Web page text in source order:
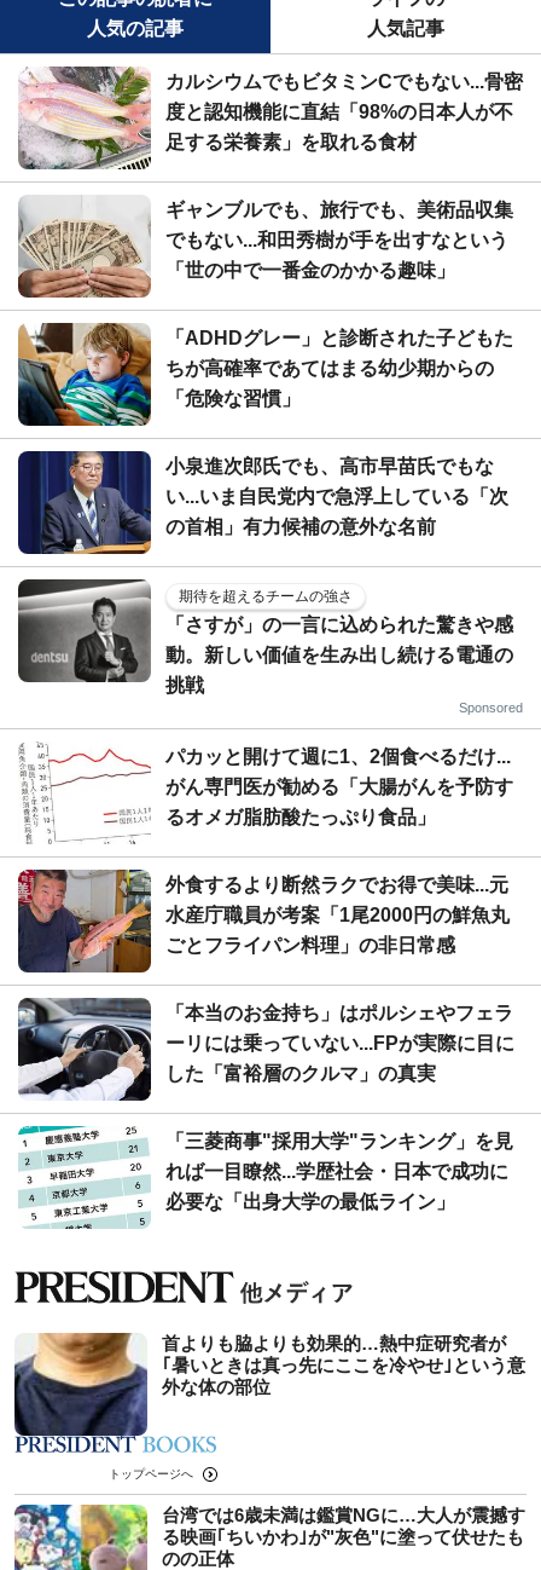
人気の記事
人気記事
カルシウムでもビタミンCでもない...骨密
度と認知機能に直結「98%の日本人が不
足する栄養素」を取れる食材
ギャンブルでも、旅行でも、美術品収集
でもない...和田秀樹が手を出すなという
「世の中で一番金のかかる趣味」
「ADHDグレー」と診断された子どもた
ちが高確率であてはまる幼少期からの
「危険な習慣」
小泉進次郎氏でも、高市早苗氏でもな
い...いま自民党内で急浮上している「次
の首相」有力候補の意外な名前
期待を超えるチームの強さ
「さすが」の一言に込められた驚きや感
動。新しい価値を生み出し続ける電通の
挑戦
Sponsored
パカッと開けて週に1、2個食べるだけ...
がん専門医が勧める「大腸がんを予防す
るオメガ脂肪酸たっぷり食品」
外食するより断然ラクでお得で美味...元
水産庁職員が考案「1尾2000円の鮮魚丸
ごとフライパン料理」の非日常感
「本当のお金持ち」はポルシェやフェラ
ーリには乗っていない...FPが実際に目に
した「富裕層のクルマ」の真実
「三菱商事"採用大学"ランキング」を見
れば一目瞭然...学歴社会・日本で成功に
必要な「出身大学の最低ライン」
首よりも脇よりも効果的…熱中症研究者が
｢暑いときは真っ先にここを冷やせ｣という意
外な体の部位
トップページへ
台湾では6歳未満は鑑賞NGに…大人が震撼す
る映画｢ちいかわ｣が"灰色"に塗って伏せたも
のの正体